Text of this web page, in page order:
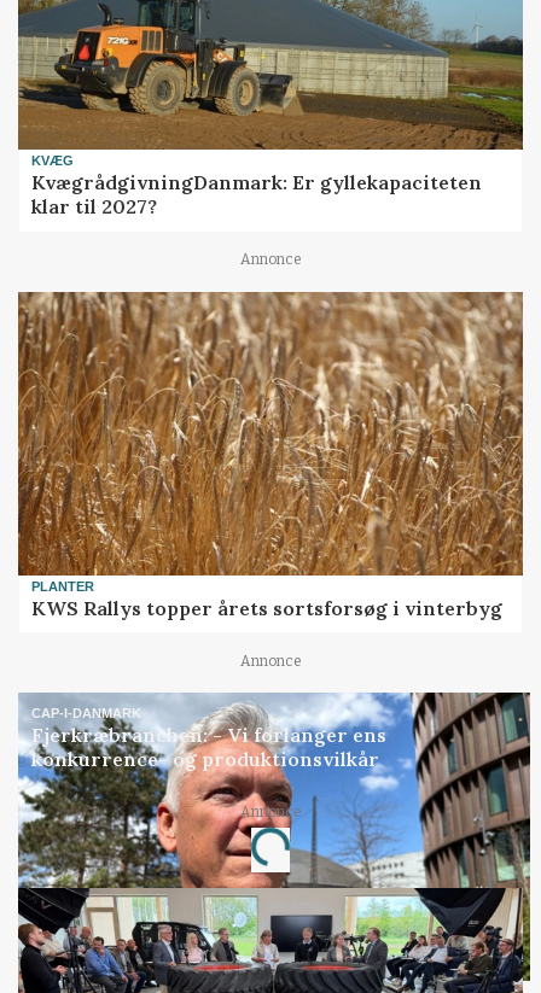
KVÆG
KvægrådgivningDanmark: Er gyllekapaciteten
klar til 2027?
Annonce
PLANTER
KWS Rallys topper årets sortsforsøg i vinterbyg
Annonce
CAP-I-DANMARK
Fjerkræbranchen: - Vi forlanger ens
konkurrence- og produktionsvilkår
Annonce
Loading...